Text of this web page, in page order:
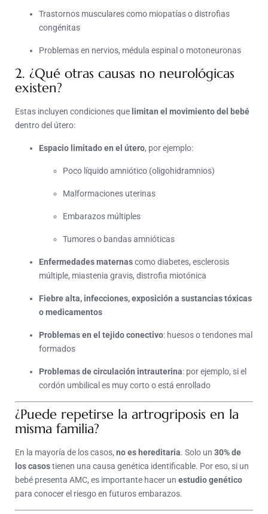
Trastornos musculares como miopatías o distrofias
congénitas
Problemas en nervios, médula espinal o motoneuronas
2. ¿Qué otras causas no neurológicas
existen?
Estas incluyen condiciones que limitan el movimiento del bebé
dentro del útero:
Espacio limitado en el útero, por ejemplo:
Poco líquido amniótico (oligohidramnios)
Malformaciones uterinas
Embarazos múltiples
Tumores o bandas amnióticas
Enfermedades maternascomo diabetes, esclerosis
múltiple, miastenia gravis, distrofia miotónica
Fiebre alta, infecciones, exposición a sustancias tóxicas
o medicamentos
Problemas en el tejido conectivo: huesos o tendones mal
formados
Problemas de circulación intrauterina: por ejemplo, si el
cordón umbilical es muy corto o está enrollado
¿Puede repetirse la artrogriposis en la
misma familia?
En la mayoría de los casos, no es hereditaria. Solo un 30% de
los casostienen una causa genética identificable. Por eso, si un
bebé presenta AMC, es importante hacer un estudio genético
para conocer el riesgo en futuros embarazos.